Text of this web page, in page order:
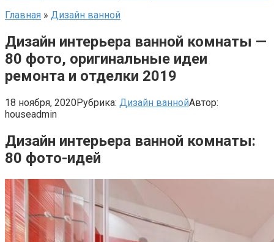
Главная » Дизайн ванной
Дизайн интерьера ванной комнаты —
80 фото, оригинальные идеи
ремонта и отделки 2019
18 ноября, 2020Рубрика: Дизайн ваннойАвтор:
houseadmin
Дизайн интерьера ванной комнаты:
80 фото-идей